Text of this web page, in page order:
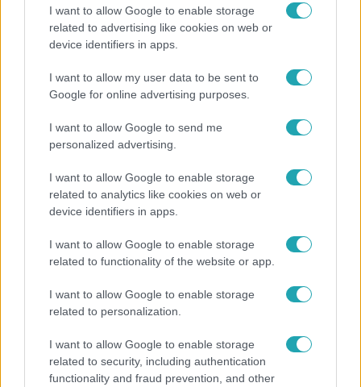
I want to allow Google to enable storage
related to advertising like cookies on web or
device identifiers in apps.
I want to allow my user data to be sent to
Google for online advertising purposes.
I want to allow Google to send me
personalized advertising.
I want to allow Google to enable storage
related to analytics like cookies on web or
device identifiers in apps.
I want to allow Google to enable storage
related to functionality of the website or app.
I want to allow Google to enable storage
related to personalization.
I want to allow Google to enable storage
related to security, including authentication
functionality and fraud prevention, and other
„Ha olyan ember keresne meg, akkor sem
vállalnám!” – Détár Enikő megszólalt a politikai
Ez a 3 népszerű kerti növény akár az ingatlanod